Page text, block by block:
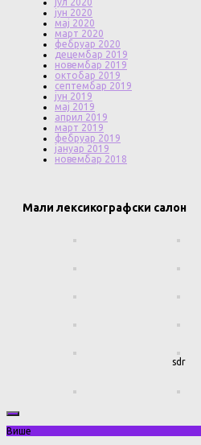
јул 2020
јун 2020
мај 2020
март 2020
фебруар 2020
децембар 2019
новембар 2019
октобар 2019
септембар 2019
јун 2019
мај 2019
април 2019
март 2019
фебруар 2019
јануар 2019
новембар 2018
Мали лексикографски салон
sdr
Више